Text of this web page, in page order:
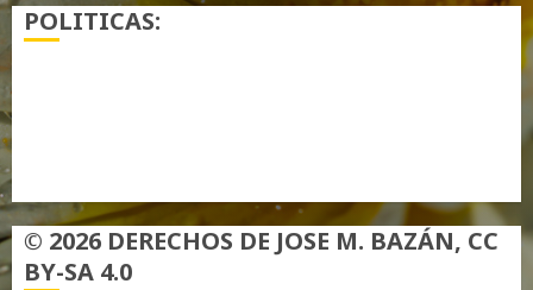
POLITICAS:
© 2026 DERECHOS DE JOSE M. BAZÁN, CC
BY-SA 4.0